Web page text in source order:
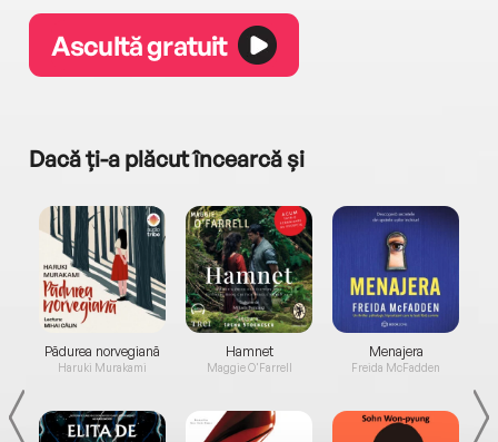
Ascultă gratuit
Dacă ți-a plăcut încearcă și
Pădurea norvegiană
Haruki Murakami
Hamnet
Maggie O'Farrell
Menajera
Freida McFadden